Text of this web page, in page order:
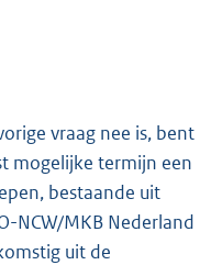
vraag nee is, bent
mogelijke termijn een
bestaande uit
NCW/MKB Nederland
uit de